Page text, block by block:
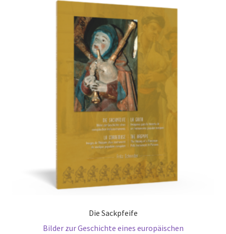
Die Sackpfeife
Bilder zur Geschichte eines europäischen